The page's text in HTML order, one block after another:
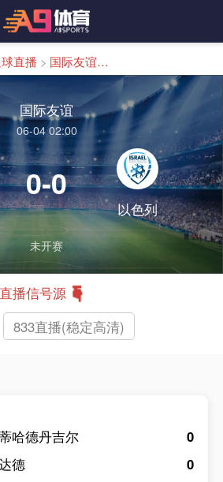
直播 > 国际友谊直播
国际友谊
06-04 02:00
0-0
以色列
未开赛
直播信号源
833直播(稳定高清)
哈德丹吉尔
德
0
0